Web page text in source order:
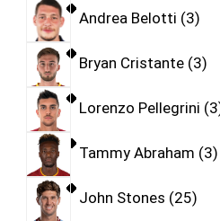
Andrea Belotti 3
Bryan Cristante 3
Lorenzo Pellegrini 3
Tammy Abraham 3
John Stones 25